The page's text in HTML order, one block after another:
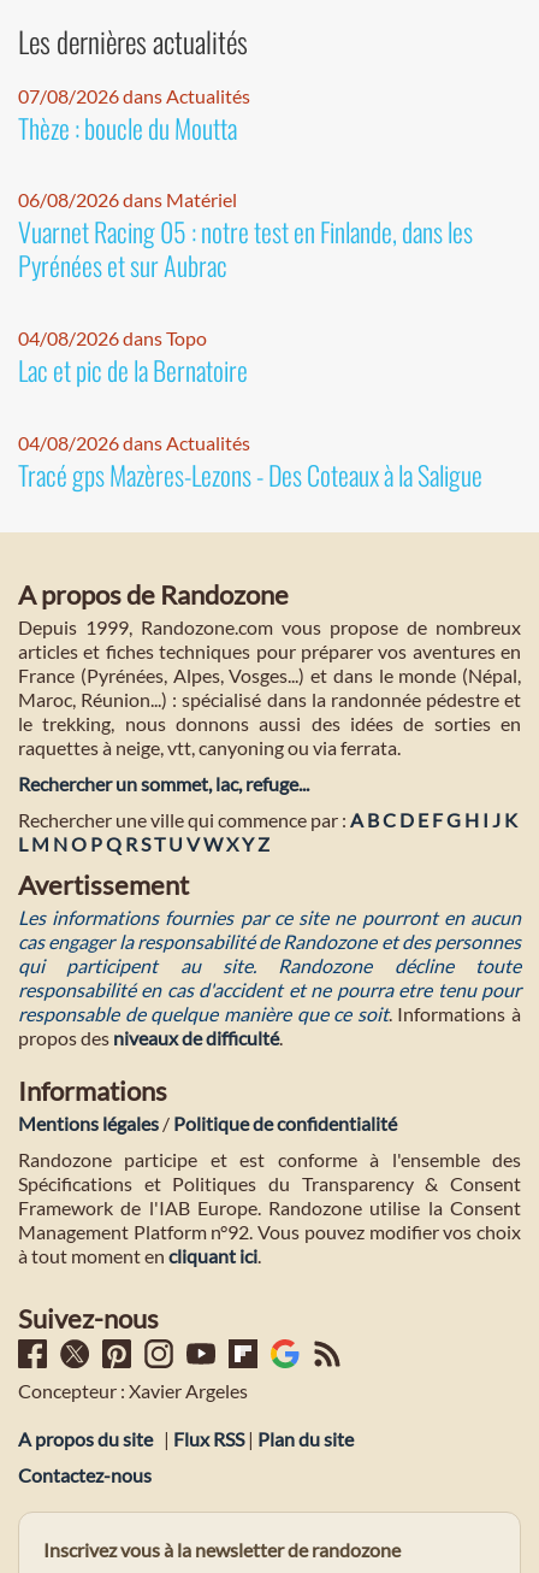
Les dernières actualités
07/08/2026 dans Actualités
Thèze : boucle du Moutta
06/08/2026 dans Matériel
Vuarnet Racing 05 : notre test en Finlande, dans les
Pyrénées et sur Aubrac
04/08/2026 dans Topo
Lac et pic de la Bernatoire
04/08/2026 dans Actualités
Tracé gps Mazères-Lezons - Des Coteaux à la Saligue
A propos de Randozone
Depuis 1999, Randozone.com vous propose de nombreux
articles et fiches techniques pour préparer vos aventures en
France (Pyrénées, Alpes, Vosges...) et dans le monde (Népal,
Maroc, Réunion...) : spécialisé dans la randonnée pédestre et
le trekking, nous donnons aussi des idées de sorties en
raquettes à neige, vtt, canyoning ou via ferrata.
Rechercher un sommet, lac, refuge...
Rechercher une ville qui commence par : A BC D E FG H I J K
L M NO PQ RST U VWXYZ
Avertissement
Les informations fournies par ce site ne pourront en aucun
cas engager la responsabilité de Randozone et des personnes
qui participent au site. Randozone décline toute
responsabilité en cas d'accident et ne pourra etre tenu pour
responsable de quelque manière que ce soit. Informations à
propos des niveaux de difficulté.
Informations
Mentions légales / Politique de confidentialité
Randozone participe et est conforme à l'ensemble des
Spécifications et Politiques du Transparency & Consent
Framework de l'IAB Europe. Randozone utilise la Consent
Management Platform n°92. Vous pouvez modifier vos choix
à tout moment en cliquant ici.
Suivez-nous
Concepteur : Xavier Argeles
A propos du site | Flux RSS| Plan du site
Contactez-nous
Inscrivez vous à la newsletter de randozone